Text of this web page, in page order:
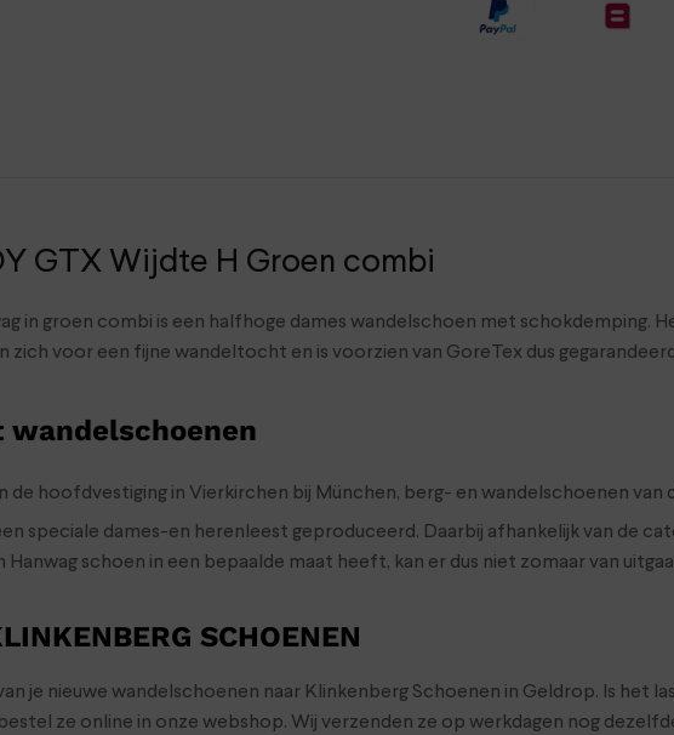
GTX Wijdte H Groen combi
in groen combi is een halfhoge dames wandelschoen met
zich voor een fijne wandeltocht en is voorzien van GoreTex dus
wandelschoenen
de hoofdvestiging in Vierkirchen bij München, berg- en wandelschoenen
speciale dames-en herenleest geproduceerd. Daarbij afhankelijk van de
schoen in een bepaalde maat heeft, kan er dus niet zomaar van
SCHOENEN
je nieuwe wandelschoenen naar Klinkenberg Schoenen in Geldrop. Is het
ze online in onze webshop. Wij verzenden ze op werkdagen nog